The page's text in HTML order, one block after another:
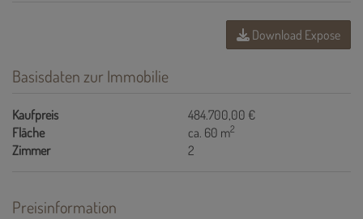
Download Expose
Basisdaten zur Immobilie
Kaufpreis
484.700,00 €
Fläche
ca. 60 m2
Zimmer 2
Preisinformation